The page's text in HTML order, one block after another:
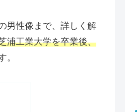
男性像まで、詳しく解
浦工業大学を卒業後、
。